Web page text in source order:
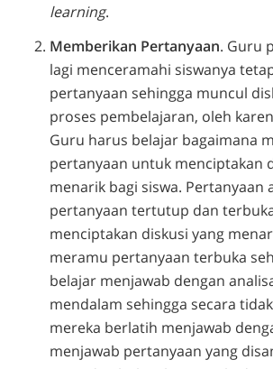
learning.
Memberikan Pertanyaan. Guru
lagi menceramahi siswanya
pertanyaan sehingga muncul
proses pembelajaran, oleh
Guru harus belajar bagaimana
pertanyaan untuk menciptakan
menarik bagi siswa. Pertanyaan
pertanyaan tertutup dan
menciptakan diskusi yang
meramu pertanyaan terbuka
belajar menjawab dengan
mendalam sehingga secara
mereka berlatih menjawab
menjawab pertanyaan yang